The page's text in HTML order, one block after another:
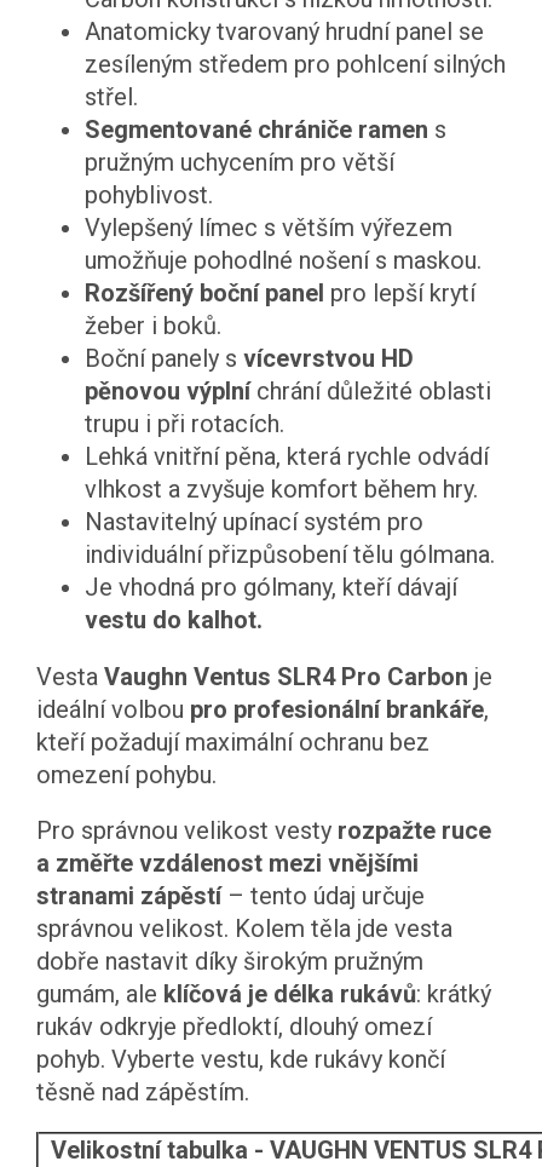
Anatomicky tvarovaný hrudní panel se
zesíleným středem pro pohlcení silných
střel.
Segmentované chrániče ramen s
pružným uchycením pro větší
pohyblivost.
Vylepšený límec s větším výřezem
umožňuje pohodlné nošení s maskou.
Rozšířený boční panel pro lepší krytí
žeber i boků.
Boční panely s vícevrstvou HD
pěnovou výplníchrání důležité oblasti
trupu i při rotacích.
Lehká vnitřní pěna, která rychle odvádí
vlhkost a zvyšuje komfort během hry.
Nastavitelný upínací systém pro
individuální přizpůsobení tělu gólmana.
Je vhodná pro gólmany, kteří dávají
vestu do kalhot.
Vesta Vaughn Ventus SLR4 Pro Carbon je
ideální volbou pro profesionální brankáře,
kteří požadují maximální ochranu bez
omezení pohybu.
Pro správnou velikost vesty rozpažte ruce
a změřte vzdálenost mezi vnějšími
stranami zápěstí– tento údaj určuje
správnou velikost. Kolem těla jde vesta
dobře nastavit díky širokým pružným
gumám, ale klíčová je délka rukávů: krátký
rukáv odkryje předloktí, dlouhý omezí
pohyb. Vyberte vestu, kde rukávy končí
těsně nad zápěstím.
Velikostní tabulka - VAUGHN VENTUS SLR4